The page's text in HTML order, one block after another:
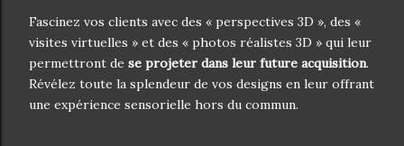
Fascinez vos clients avec des « perspectives 3D », des «
visites virtuelles » et des « photos réalistes 3D » qui leur
permettront de se projeter dans leur future acquisition.
Révélez toute la splendeur de vos designs en leur offrant
une expérience sensorielle hors du commun.